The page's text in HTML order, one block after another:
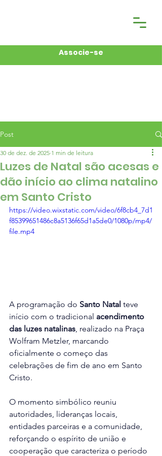
Associe-se
Post
Luzes de Natal são acesas e
dão início ao clima natalino
em Santo Cristo
30 de dez. de 2025 1 min de leitura
https://video.wixstatic.com/video/6f8cb4_7d1
f85399651486c8a5136f65d1a5de0/1080p/mp4/
file.mp4
A programação do Santo Natal teve
início com o tradicional acendimento
das luzes natalinas , realizado na Praça
Wolfram Metzler, marcando
oficialmente o começo das
celebrações de fim de ano em Santo
Cristo.
O momento simbólico reuniu
autoridades, lideranças locais,
entidades parceiras e a comunidade,
reforçando o espírito de união e
cooperação que caracteriza o período